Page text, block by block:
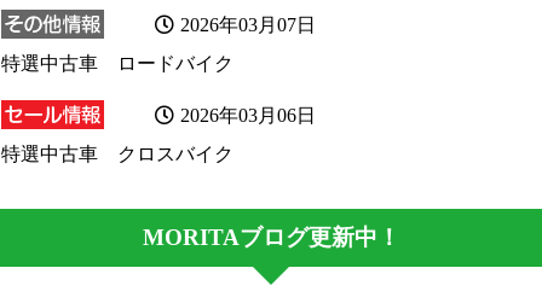
2026年03月07日
特選中古車 ロードバイク
2026年03月06日
特選中古車 クロスバイク
MORITAブログ更新中！